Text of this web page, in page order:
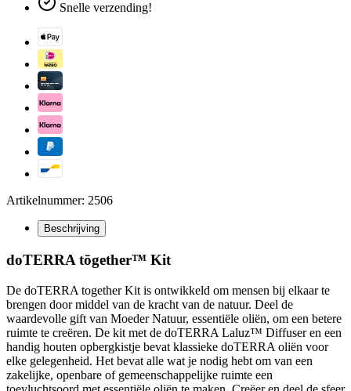
Snelle verzending!
Artikelnummer: 2506
Beschrijving
doTERRA tōgether™ Kit
De doTERRA together Kit is ontwikkeld om mensen bij elkaar te
brengen door middel van de kracht van de natuur. Deel de
waardevolle gift van Moeder Natuur, essentiële oliën, om een betere
ruimte te creëren. De kit met de doTERRA Laluz™ Diffuser en een
handig houten opbergkistje bevat klassieke doTERRA oliën voor
elke gelegenheid. Het bevat alle wat je nodig hebt om van een
zakelijke, openbare of gemeenschappelijke ruimte een